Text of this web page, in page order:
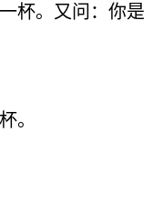
杯。又问：你是
。